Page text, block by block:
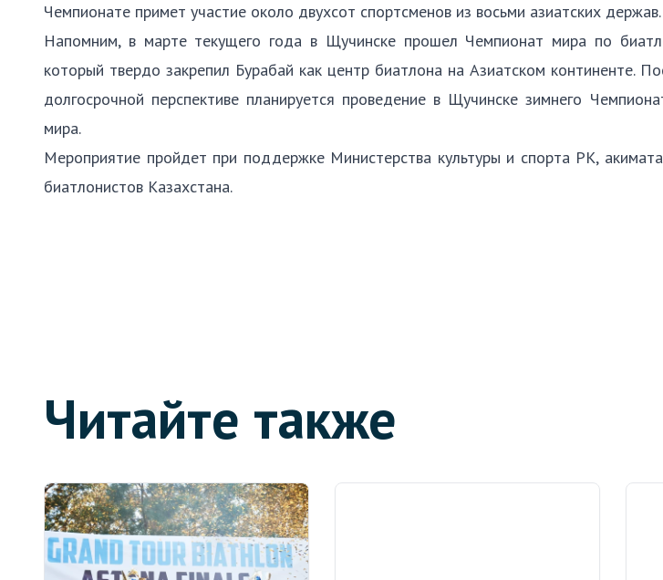
Чемпионате примет участие около двухсот спортсменов из восьми азиатских держав.
Напомним, в марте текущего года в Щучинске прошел Чемпионат мира по
который твердо закрепил Бурабай как центр биатлона на Азиатском континенте.
долгосрочной перспективе планируется проведение в Щучинске зимнего
мира.
Мероприятие пройдет при поддержке Министерства культуры и спорта РК,
биатлонистов Казахстана.
Читайте также